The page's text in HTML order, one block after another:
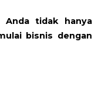
Anda tidak hanya
bisnis dengan